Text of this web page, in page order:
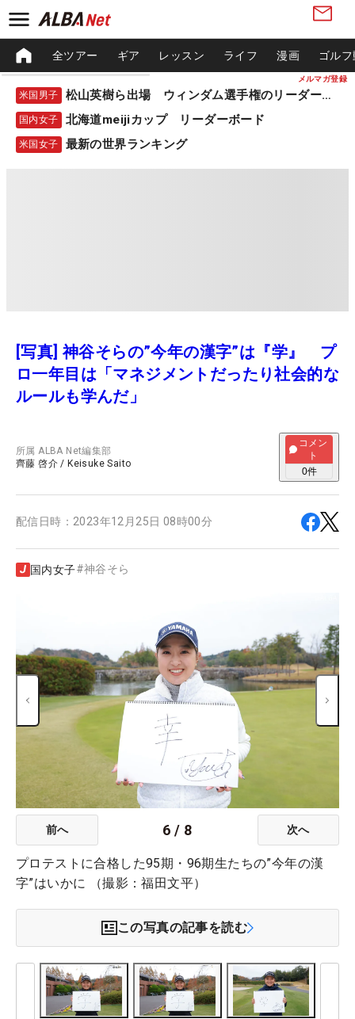
メルマガ登録
全ツアー ギア レッスン ライフ 漫画 ゴル
米国男子 松山英樹ら出場 ウィンダム選手権のリーダーボード
国内女子 北海道meijiカップ リーダーボード
米国女子 最新の世界ランキング
[写真] 神谷そらの”今年の漢字”は『学』 プ
ロ一年目は「マネジメントだったり社会的な
ルールも学んだ」
所属ALBA Net編集部
齊藤 啓介 / Keisuke Saito
コメン
ト
0件
配信日時： 2023年12月25日 08時00分
国内女子#神谷そら
前へ 6 / 8 次へ
プロテストに合格した95期・96期生たちの”今年の漢
字”はいかに （撮影：福田文平）
この写真の記事を読む